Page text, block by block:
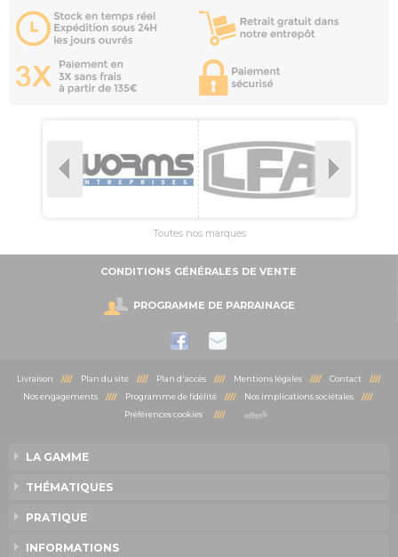
Toutes nos marques
CONDITIONS GÉNÉRALES DE VENTE
PROGRAMME DE PARRAINAGE
Livraison //// Plan du site //// Plan d'accès //// Mentions légales //// Contact ////
Nos engagements//// Programme de fidélité//// Nos implications sociétales////
Préférences cookies
////
LA GAMME
THÉMATIQUES
PRATIQUE
INFORMATIONS